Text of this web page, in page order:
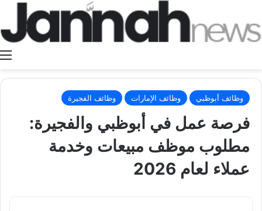
وظائف أبوظبي وظائف الإمارات وظائف الفجيرة
فرصة عمل في أبوظبي والفجيرة:
مطلوب موظف مبيعات وخدمة
عملاء لعام 2026